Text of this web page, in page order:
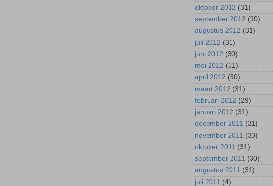
oktober 2012 (31)
september 2012 (30)
augustus 2012 (31)
juli 2012 (31)
juni 2012 (30)
mei 2012 (31)
april 2012 (30)
maart 2012 (31)
februari 2012 (29)
januari 2012 (31)
december 2011 (31)
november 2011 (30)
oktober 2011 (31)
september 2011 (30)
augustus 2011 (31)
juli 2011 (4)